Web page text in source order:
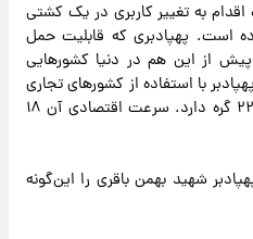
به تغییر کاربری در یک کشتی
است. پهپادبری که قابلیت حمل
از این هم در دنیا کشورهایی
با استفاده از کشورهای تجاری
نموده‌اند. این ناوبر سرعتی برابر ۲۲ گره دارد. سرعت اقتصادی آن ۱۸
شهید بهمن باقری را این‌گونه